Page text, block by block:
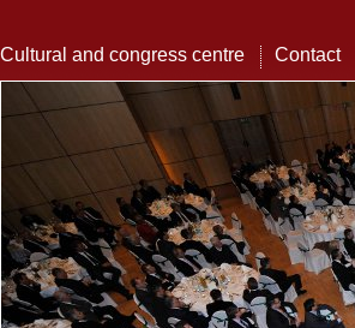
Cultural and congress centre Contact